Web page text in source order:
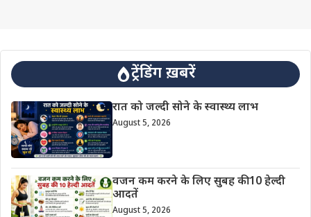
ट्रेंडिंग ख़बरें
रात को जल्दी सोने के स्वास्थ्य लाभ
August 5, 2026
वजन कम करने के लिए सुबह की 10 हेल्दी
आदतें
August 5, 2026